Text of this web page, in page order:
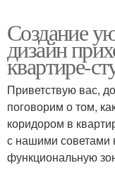
Создание
дизайн
квартире-
Приветствую вас,
поговорим о том,
коридором в
с нашими советами
функциональную